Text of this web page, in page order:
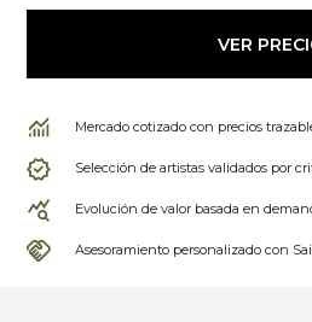
VER
Mercado cotizado con precios
Selección de artistas validados por
Evolución de valor basada en
Asesoramiento personalizado con